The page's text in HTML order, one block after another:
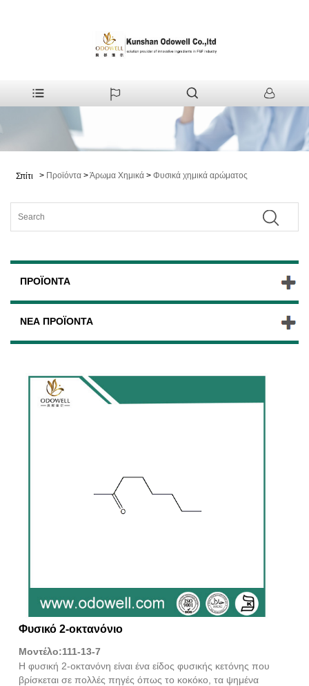
Σπίτι > Προϊόντα >Άρωμα Χημικά > Φυσικά χημικά αρώματος
ΠΡΟΪΌΝΤΑ
ΝΈΑ ΠΡΟΪΌΝΤΑ
Φυσικό 2-οκτανόνιο
Μοντέλο:111-13-7
Η φυσική 2-οκτανόνη είναι ένα είδος φυσικής κετόνης που
βρίσκεται σε πολλές πηγές όπως το κοκόκο, τα ψημένα